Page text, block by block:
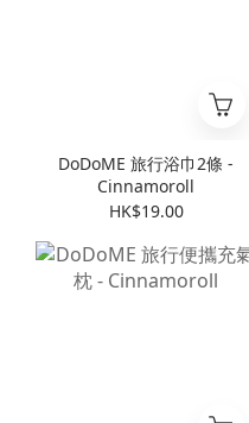
DoDoME 旅行浴巾2條 -
Cinnamoroll
HK$19.00